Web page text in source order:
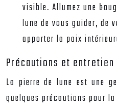
visible. Allumez une
lune de vous guider, de
apporter la paix
Précautions et entretien
La pierre de lune est une
quelques précautions pour